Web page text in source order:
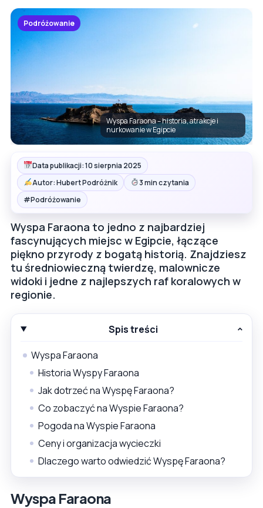
Podróżowanie
Wyspa Faraona – historia, atrakcje i
nurkowanie w Egipcie
Data publikacji: 10 sierpnia 2025
Autor: Hubert Podróżnik
3 min czytania
#Podróżowanie
Wyspa Faraona to jedno z najbardziej
fascynujących miejsc w Egipcie, łączące
piękno przyrody z bogatą historią. Znajdziesz
tu średniowieczną twierdzę, malownicze
widoki i jedne z najlepszych raf koralowych w
regionie.
Spis treści
Wyspa Faraona
Historia Wyspy Faraona
Jak dotrzeć na Wyspę Faraona?
Co zobaczyć na Wyspie Faraona?
Pogoda na Wyspie Faraona
Ceny i organizacja wycieczki
Dlaczego warto odwiedzić Wyspę Faraona?
Wyspa Faraona